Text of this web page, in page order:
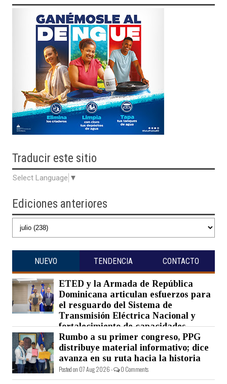
Traducir este sitio
Select Language ▼
Ediciones anteriores
NUEVO TENDENCIA CONTACTO
ETED y la Armada de República
Dominicana articulan esfuerzos para
el resguardo del Sistema de
Transmisión Eléctrica Nacional y
fortalecimiento de capacidades.
Posted on 07 Aug 2026 - 0 Comments
Rumbo a su primer congreso, PPG
distribuye material informativo; dice
avanza en su ruta hacia la historia
Posted on 07 Aug 2026 - 0 Comments